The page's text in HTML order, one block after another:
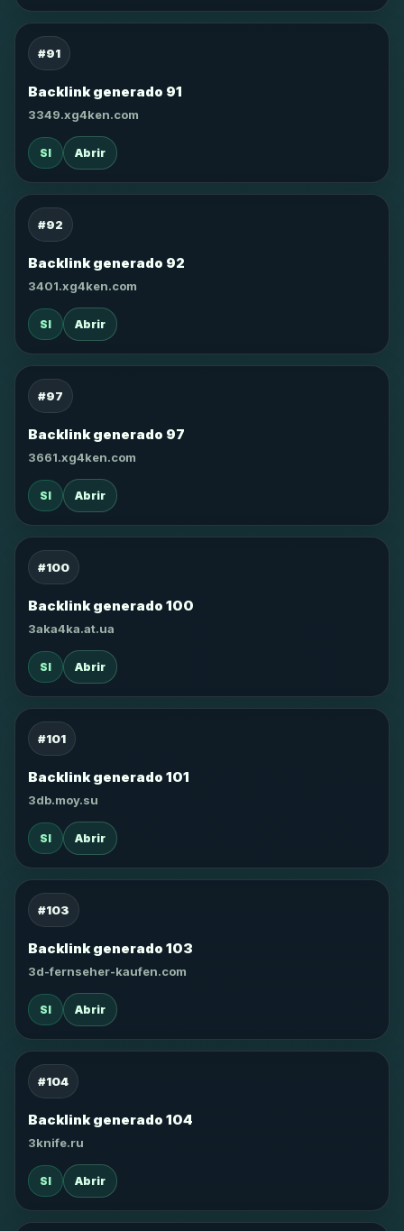
#91
Backlink generado 91
3349.xg4ken.com
SI Abrir
#92
Backlink generado 92
3401.xg4ken.com
SI Abrir
#97
Backlink generado 97
3661.xg4ken.com
SI Abrir
#100
Backlink generado 100
3aka4ka.at.ua
SI Abrir
#101
Backlink generado 101
3db.moy.su
SI Abrir
#103
Backlink generado 103
3d-fernseher-kaufen.com
SI Abrir
#104
Backlink generado 104
3knife.ru
SI Abrir